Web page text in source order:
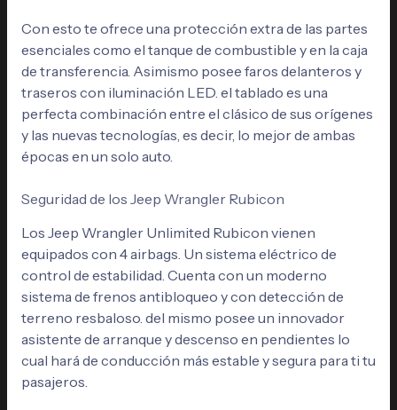
Con esto te ofrece una protección extra de las partes
esenciales como el tanque de combustible y en la caja
de transferencia. Asimismo posee faros delanteros y
traseros con iluminación LED. el tablado es una
perfecta combinación entre el clásico de sus orígenes
y las nuevas tecnologías, es decir, lo mejor de ambas
épocas en un solo auto.
Seguridad de los Jeep Wrangler Rubicon
Los Jeep Wrangler Unlimited Rubicon vienen
equipados con 4 airbags. Un sistema eléctrico de
control de estabilidad. Cuenta con un moderno
sistema de frenos antibloqueo y con detección de
terreno resbaloso. del mismo posee un innovador
asistente de arranque y descenso en pendientes lo
cual hará de conducción más estable y segura para ti tu
pasajeros.